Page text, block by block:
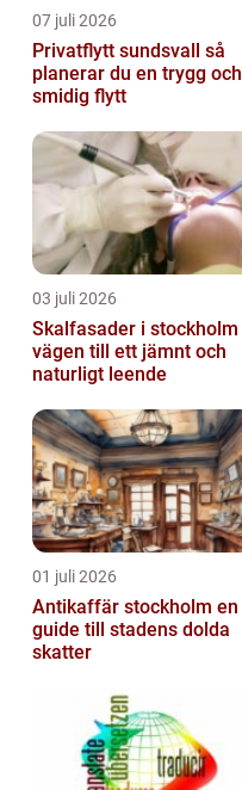
07 juli 2026
Privatflytt sundsvall så
planerar du en trygg och
smidig flytt
03 juli 2026
Skalfasader i stockholm
vägen till ett jämnt och
naturligt leende
01 juli 2026
Antikaffär stockholm en
guide till stadens dolda
skatter